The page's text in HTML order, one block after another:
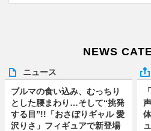
NEWS
ニュース
ブルマの食い込み、むっちり
とした腰まわり…そして“挑発
する目”!!「おさぼりギャル 愛
沢りさ」フィギュアで新登場